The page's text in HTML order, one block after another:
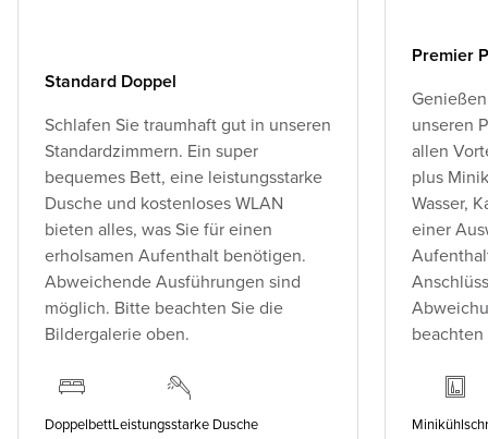
Standard Doppel
Schlafen Sie traumhaft gut in unseren
Standardzimmern. Ein super
bequemes Bett, eine leistungsstarke
Dusche und kostenloses WLAN
bieten alles, was Sie für einen
erholsamen Aufenthalt benötigen.
Abweichende Ausführungen sind
möglich. Bitte beachten Sie die
Bildergalerie oben.
DoppelbettLeistungsstarke Dusche
Premier
unseren
allen
plus
Wasser,
einer